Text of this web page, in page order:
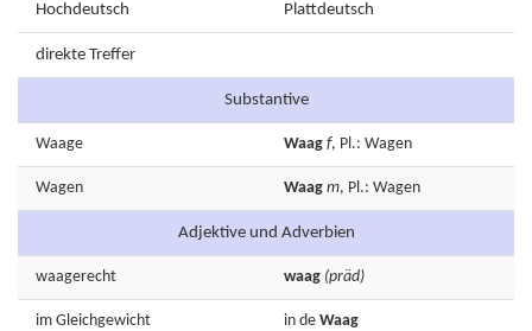
Hochdeutsch Plattdeutsch
direkte Treffer
Substantive
Waage Waag f, Pl.: Wagen
Wagen Waag m, Pl.: Wagen
Adjektive und Adverbien
waagerecht waag (präd)
im Gleichgewicht in de Waag